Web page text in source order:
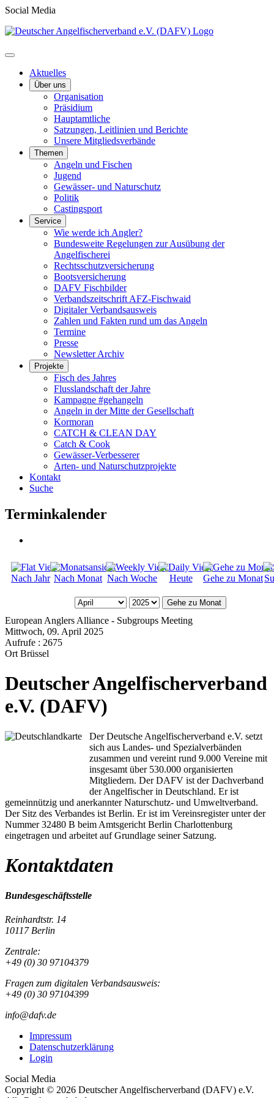
Social Media
Aktuelles
Über uns
Organisation
Präsidium
Hauptamtliche
Satzungen, Leitlinien und Berichte
Unsere Mitgliedsverbände
Themen
Angeln und Fischen
Jugend
Gewässer- und Naturschutz
Politik
Castingsport
Service
Wie werde ich Angler?
Bundesweite Regelungen zur Ausübung der
Angelfischerei
Rechtsschutzversicherung
Bootsversicherung
DAFV Fischbilder
Verbandszeitschrift AFZ-Fischwaid
Digitaler Verbandsausweis
Zahlen und Fakten rund um das Angeln
Termine
Presse
Newsletter Archiv
Projekte
Fisch des Jahres
Flusslandschaft der Jahre
Kampagne #gehangeln
Angeln in der Mitte der Gesellschaft
Kormoran
CATCH & CLEAN DAY
Catch & Cook
Gewässer-Verbesserer
Arten- und Naturschutzprojekte
Kontakt
Suche
Terminkalender
Nach Jahr Nach Monat Nach Woche Heute Gehe zu Monat
Gehe zu Monat
European Anglers Alliance - Subgroups Meeting
Mittwoch, 09. April 2025
Aufrufe : 2675
Ort Brüssel
Deutscher Angelfischerverband
e.V. (DAFV)
Der Deutsche Angelfischerverband e.V. setzt
sich aus Landes- und Spezialverbänden
zusammen und vereint rund 9.000 Vereine mit
insgesamt über 530.000 organisierten
Mitgliedern. Der DAFV ist der Dachverband
der Angelfischer in Deutschland. Er ist
gemeinnützig und anerkannter Naturschutz- und Umweltverband.
Der Sitz des Verbandes ist Berlin. Er ist im Vereinsregister unter der
Nummer 32480 B beim Amtsgericht Berlin Charlottenburg
eingetragen und arbeitet auf Grundlage seiner Satzung.
Kontaktdaten
Bundesgeschäftsstelle
Reinhardtstr. 14
10117 Berlin
Zentrale:
+49 (0) 30 97104379
Fragen zum digitalen Verbandsausweis:
+49 (0) 30 97104399
info@dafv.de
Impressum
Datenschutzerklärung
Login
Social Media
Copyright © 2026 Deutscher Angelfischerverband (DAFV) e.V.